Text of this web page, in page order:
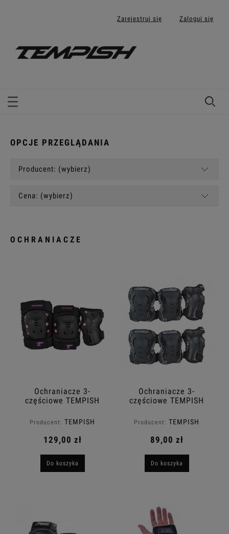
Zarejestruj się Zaloguj się
OPCJE PRZEGLĄDANIA
Producent: (wybierz)
Cena: (wybierz)
OCHRANIACZE
Ochraniacze 3-
częściowe TEMPISH
Producent: TEMPISH
129,00 zł
Do koszyka
Ochraniacze 3-
częściowe TEMPISH
Producent: TEMPISH
89,00 zł
Do koszyka